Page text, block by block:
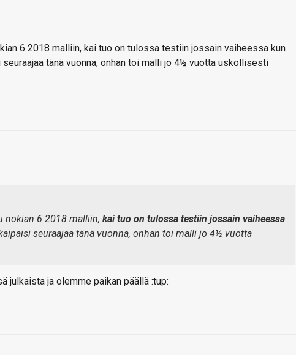
6 2018 malliin, kai tuo on tulossa testiin jossain vaiheessa kun
tänä vuonna, onhan toi malli jo 4½ vuotta uskollisesti
nokian 6 2018 malliin, kai tuo on tulossa testiin jossain vaiheessa
seuraajaa tänä vuonna, onhan toi malli jo 4½ vuotta
julkaista ja olemme paikan päällä :tup: